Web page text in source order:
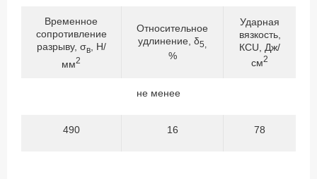
Временное
сопротивление
разрыву, σв, Н/
мм2
Относительное
удлинение, δ5,
%
Ударная
вязкость,
КСU, Дж/
см2
не менее
490 16 78